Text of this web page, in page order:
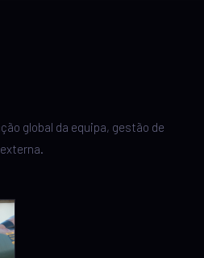
global da equipa, gestão de